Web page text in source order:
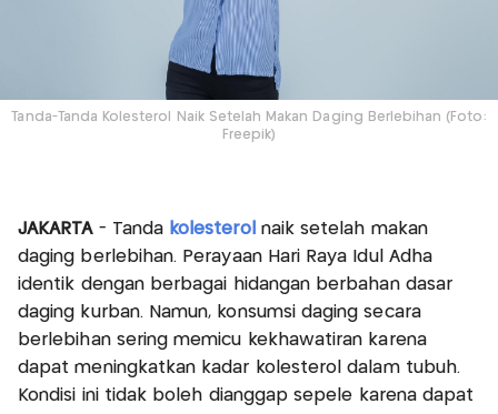
Tanda-Tanda Kolesterol Naik Setelah Makan Daging Berlebihan (Foto:
Freepik)
JAKARTA- Tanda kolesterol naik setelah makan
daging berlebihan. Perayaan Hari Raya Idul Adha
identik dengan berbagai hidangan berbahan dasar
daging kurban. Namun, konsumsi daging secara
berlebihan sering memicu kekhawatiran karena
dapat meningkatkan kadar kolesterol dalam tubuh.
Kondisi ini tidak boleh dianggap sepele karena dapat